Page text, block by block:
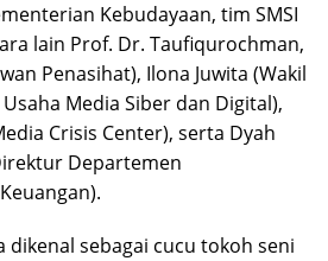
Kebudayaan, tim SMSI
lain Prof. Dr. Taufiqurochman,
Penasihat), Ilona Juwita (Wakil
Media Siber dan Digital),
Crisis Center), serta Dyah
Departemen
dikenal sebagai cucu tokoh seni